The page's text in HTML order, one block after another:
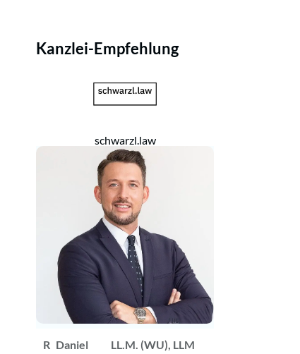
Kanzlei-Empfehlung
schwarzl.law
R Daniel
LL.M. (WU), LLM